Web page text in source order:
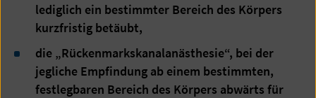
lediglich ein bestimmter Bereich des Körpers
kurzfristig betäubt,
die „Rückenmarkskanalanästhesie“, bei der
jegliche Empfindung ab einem bestimmten,
festlegbaren Bereich des Körpers abwärts für